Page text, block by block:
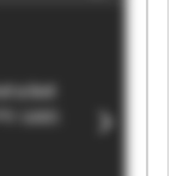
Löttner
Löttner